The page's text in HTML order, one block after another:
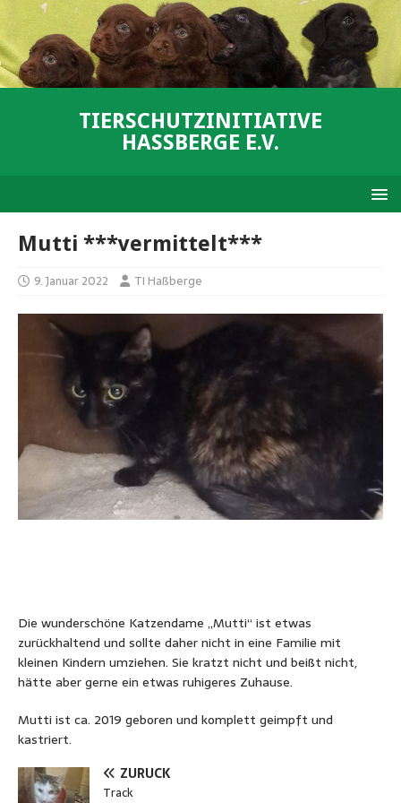
TIERSCHUTZINITIATIVE
HASSBERGE E.V.
Mutti ***vermittelt***
9. Januar 2022 TI Haßberge
Die wunderschöne Katzendame „Mutti“ ist etwas
zurückhaltend und sollte daher nicht in eine Familie mit
kleinen Kindern umziehen. Sie kratzt nicht und beißt nicht,
hätte aber gerne ein etwas ruhigeres Zuhause.
Mutti ist ca. 2019 geboren und komplett geimpft und
kastriert.
ZURÜCK
Track